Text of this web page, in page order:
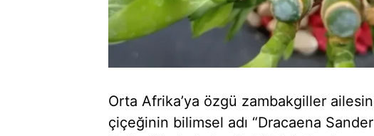
Orta Afrika’ya özgü zambakgiller
çiçeğinin bilimsel adı “Dracaena